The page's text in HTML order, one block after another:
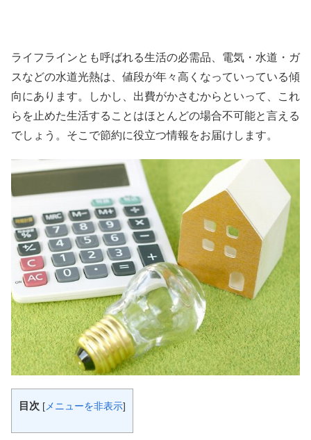
ライフラインとも呼ばれる生活の必需品、電気・水道・ガ
スなどの水道光熱は、値段が年々高くなっていっている傾
向にあります。しかし、出費がかさむからといって、これ
らを止めた生活することはほとんどの場合不可能と言える
でしょう。そこで節約に役立つ情報をお届けします。
目次 [メニューを非表示]